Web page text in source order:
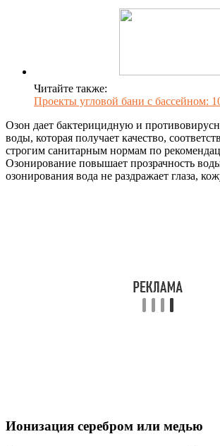
Читайте также:
Проекты угловой бани с бассейном:
Озон дает бактерицидную и
воды, которая получает качество,
строгим санитарным нормам по
Озонирование повышает прозрачность
озонирования вода не раздражает глаза,
Ионизация серебром или медью